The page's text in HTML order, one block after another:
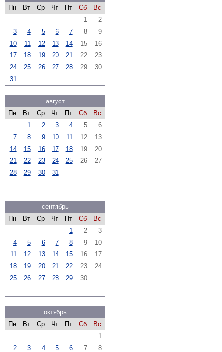
Пн
Вт Ср Чт Пт Сб
Вс
1
2
3
4 5 6 7 8
9
10
11 12 13 14 15
16
17
18 19 20 21 22
23
24
25 26 27 28 29
30
31
август
Пн
Вт Ср Чт Пт Сб
Вс
1
2 3 4 5
6
7
8 9 10 11 12
13
14
15 16 17 18 19
20
21
22 23 24 25 26
27
28
29 30 31
сентябрь
Пн
Вт Ср Чт Пт Сб
Вс
1
2
3
4
5 6 7 8 9
10
11
12 13 14 15 16
17
18
19 20 21 22 23
24
25
26 27 28 29 30
октябрь
Пн
Вт Ср Чт Пт Сб
Вс
1
2
3 4 5 6 7 8